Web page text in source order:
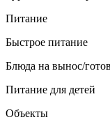
Питание
Быстрое питание
Блюда на вынос/
Питание для детей
Объекты